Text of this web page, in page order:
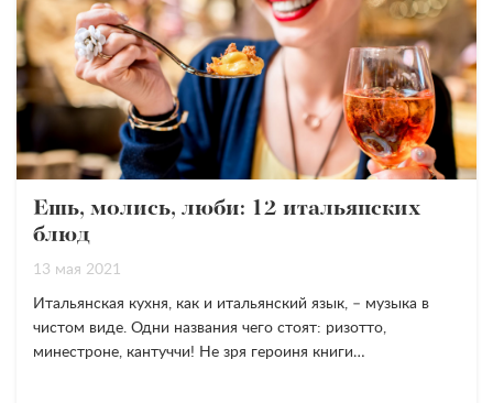
Ешь, молись, люби: 12 итальянских
блюд
13 мая 2021
Итальянская кухня, как и итальянский язык, – музыка в
чистом виде. Одни названия чего стоят: ризотто,
минестроне, кантуччи! Не зря героиня книги…